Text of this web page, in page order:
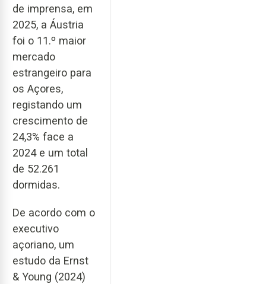
de imprensa, em
2025, a Áustria
foi o 11.º maior
mercado
estrangeiro para
os Açores,
registando um
crescimento de
24,3% face a
2024 e um total
de 52.261
dormidas.
De acordo com o
executivo
açoriano, um
estudo da Ernst
& Young (2024)